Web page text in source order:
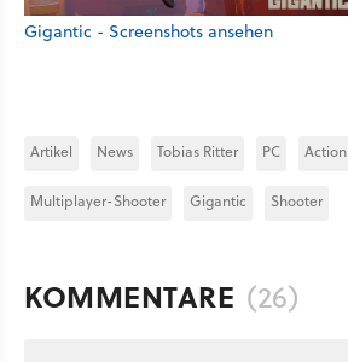
Gigantic - Screenshots ansehen
Artikel News Tobias Ritter PC Action
Multiplayer-Shooter Gigantic Shooter
KOMMENTARE (26)